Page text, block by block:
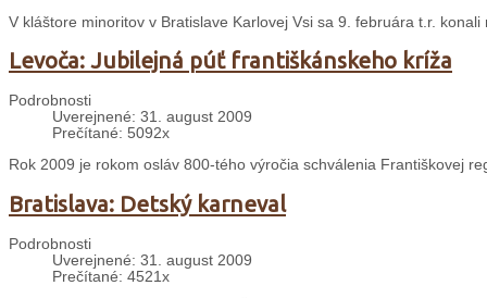
V kláštore minoritov v Bratislave Karlovej Vsi sa 9. februára t.r.
Levoča: Jubilejná púť františkánskeho kríža
Podrobnosti
Uverejnené: 31. august 2009
Prečítané: 5092x
Rok 2009 je rokom osláv 800-tého výročia schválenia Františkovej
Bratislava: Detský karneval
Podrobnosti
Uverejnené: 31. august 2009
Prečítané: 4521x